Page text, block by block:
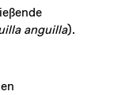
anguilla).